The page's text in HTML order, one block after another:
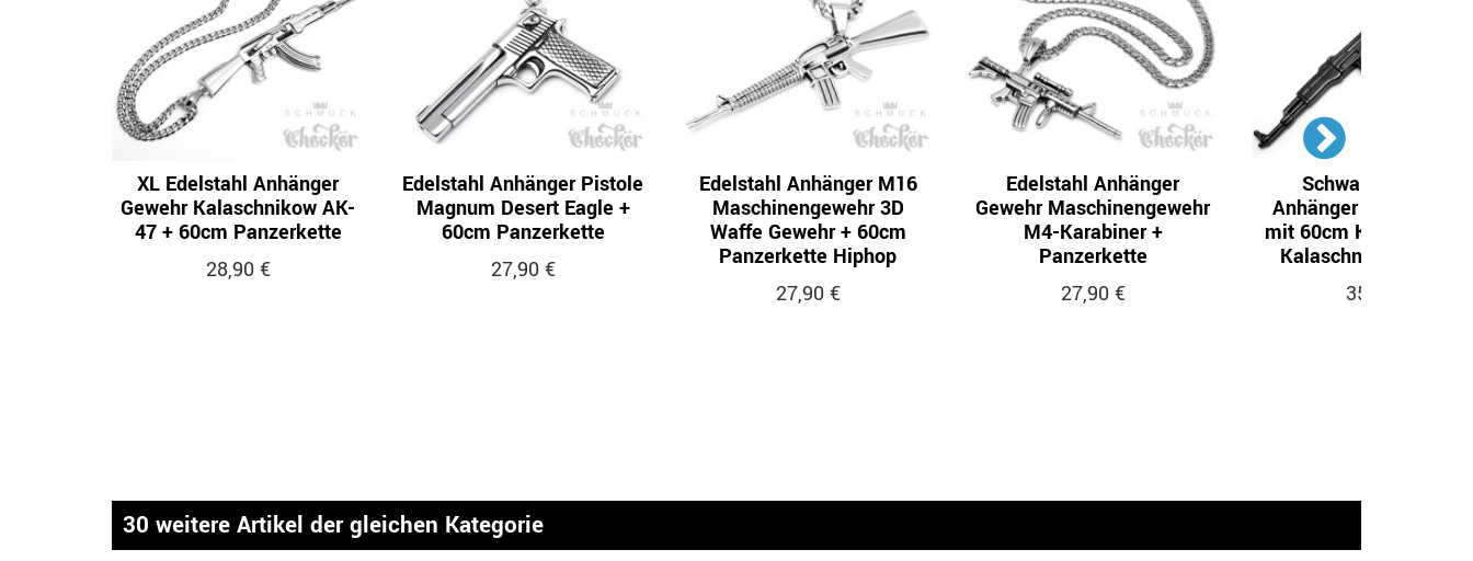
XL Edelstahl Anhänger
Gewehr Kalaschnikow AK-
47 + 60cm Panzerkette
28,90 €
Edelstahl Anhänger Pistole
Magnum Desert Eagle +
60cm Panzerkette
27,90 €
Edelstahl Anhänger M16
Maschinengewehr 3D
Waffe Gewehr + 60cm
Panzerkette Hiphop
27,90 €
Edelstahl Anhänger
Gewehr Maschinengewehr
M4-Karabiner +
Panzerkette
27,90 €
Schwarzer AK-47
Anhänger aus
mit 60cm Königskette
Kalaschnikow
35,90 €
30 weitere Artikel der gleichen Kategorie